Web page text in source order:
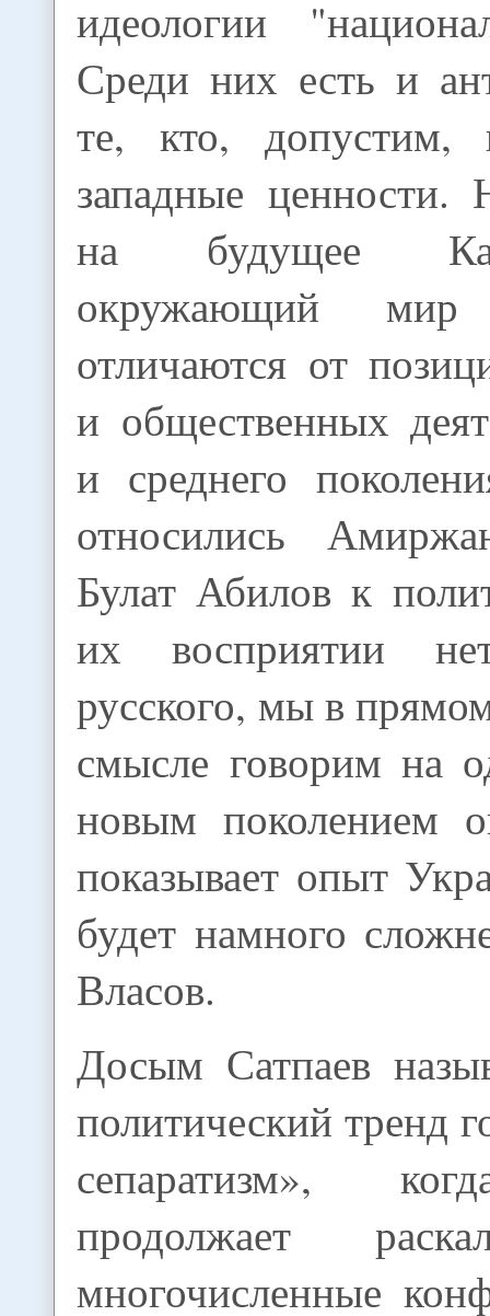
идеологии
Среди них есть и
те, кто, допустим,
западные ценности.
на будущее
окружающий мир
отличаются от
и общественных
и среднего
относились
Булат Абилов к
их восприятии
русского, мы в
смысле говорим на
новым поколением
показывает опыт
будет намного
Власов.
Досым Сатпаев
политический тренд
сепаратизм»,
продолжает
многочисленные